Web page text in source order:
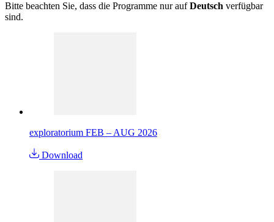
Bitte beachten Sie, dass die Programme nur aufDeutsch verfügbar
sind.
exploratorium FEB – AUG 2026
Download